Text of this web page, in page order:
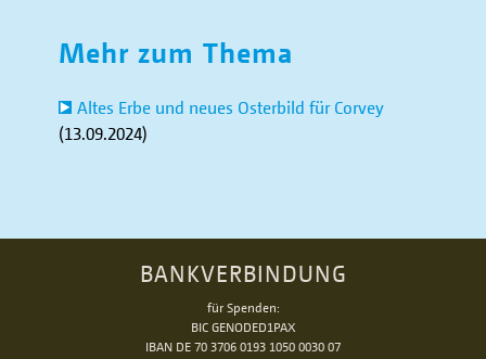
Mehr zum Thema
Altes Erbe und neues Osterbild für Corvey
(13.09.2024)
BANKVERBINDUNG
für Spenden:
BIC GENODED1PAX
IBAN DE 70 3706 0193 1050 0030 07